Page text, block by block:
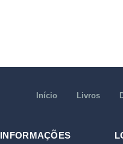
Início Livros
INFORMAÇÕES